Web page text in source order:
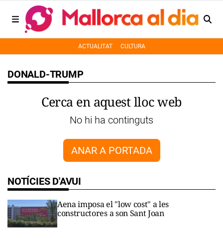
ACTUALITAT CULTURA
DONALD-TRUMP
Cerca en aquest lloc web
No hi ha continguts
ANAR A PORTADA
NOTÍCIES D'AVUI
Aena imposa el "low cost" a les
constructores a son Sant Joan